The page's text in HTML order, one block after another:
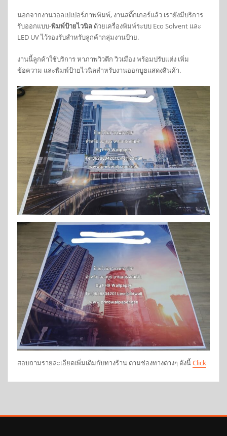
นอกจากงานวอลเปเปอร์ภาพพิมพ์, งานสติ๊กเกอร์แล้ว เรายังมีบริการ
รับออกแบบ-พิมพ์ป้ายไวนิลด้วยเครื่องพิมพ์ระบบ Eco Solvent และ
LED UV ไว้รองรับสำหรับลูกค้ากลุ่มงานป้าย.
งานนี้ลูกค้าใช้บริการ หาภาพวิวตึก วิวเมือง พร้อมปรับแต่ง เพิ่ม
ข้อความ และพิมพ์ป้ายไวนิลสำหรับงานออกบูธแสดงสินค้า.
สอบถามรายละเอียดเพิ่มเติมกับทางร้าน ตามช่องทางต่างๆ ดังนี้Click